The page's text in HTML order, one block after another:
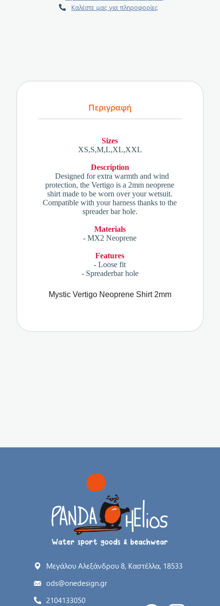
Καλέστε μας για πληροφορίες
Περιγραφή
Sizes
XS,S,M,L,XL,XXL
Description
Designed for extra warmth and wind
protection, the Vertigo is a 2mm neoprene
shirt made to be worn over your wetsuit.
Compatible with your harness thanks to the
spreader bar hole.
Materials
- MX2 Neoprene
Features
- Loose fit
- Spreaderbar hole
Mystic Vertigo Neoprene Shirt 2mm
Μεγάλου Αλεξάνδρου 8, Καστέλλα, 18533
ods@onedesign.gr
2104133050